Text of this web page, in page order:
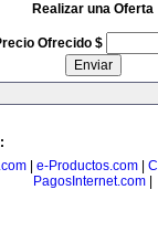
Realizar una Oferta
Ofrecido $
e-Productos.com
PagosInternet.com